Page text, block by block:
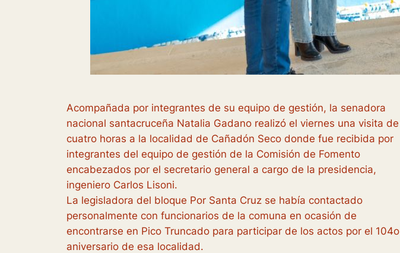
Acompañada por integrantes de su equipo de gestión, la senadora
nacional santacruceña Natalia Gadano realizó el viernes una visita de
cuatro horas a la localidad de Cañadón Seco donde fue recibida por
integrantes del equipo de gestión de la Comisión de Fomento
encabezados por el secretario general a cargo de la presidencia,
ingeniero Carlos Lisoni.
La legisladora del bloque Por Santa Cruz se había contactado
personalmente con funcionarios de la comuna en ocasión de
encontrarse en Pico Truncado para participar de los actos por el 104o
aniversario de esa localidad.